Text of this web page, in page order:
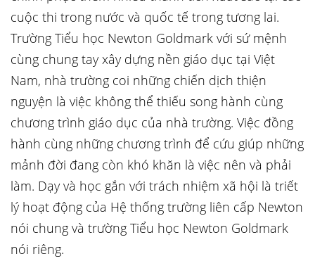
cuộc thi trong nước và quốc tế trong tương lai.
Trường Tiểu học Newton Goldmark với sứ mệnh
cùng chung tay xây dựng nền giáo dục tại Việt
Nam, nhà trường coi những chiến dịch thiện
nguyện là việc không thể thiếu song hành cùng
chương trình giáo dục của nhà trường. Việc đồng
hành cùng những chương trình để cứu giúp những
mảnh đời đang còn khó khăn là việc nên và phải
làm. Dạy và học gắn với trách nhiệm xã hội là triết
lý hoạt động của Hệ thống trường liên cấp Newton
nói chung và trường Tiểu học Newton Goldmark
nói riêng.